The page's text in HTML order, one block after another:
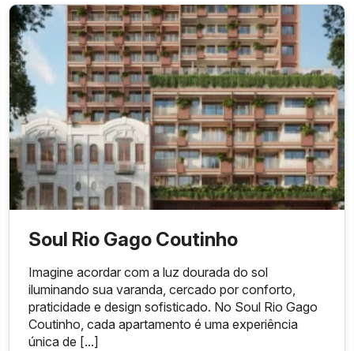
Soul Rio Gago Coutinho
Imagine acordar com a luz dourada do sol
iluminando sua varanda, cercado por conforto,
praticidade e design sofisticado. No Soul Rio Gago
Coutinho, cada apartamento é uma experiência
única de [...]